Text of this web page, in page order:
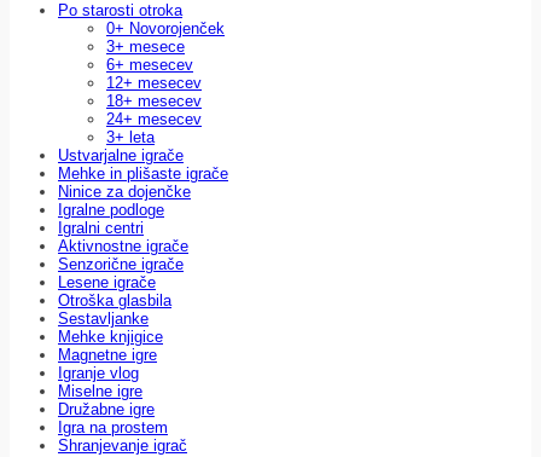
Po starosti otroka
0+ Novorojenček
3+ mesece
6+ mesecev
12+ mesecev
18+ mesecev
24+ mesecev
3+ leta
Ustvarjalne igrače
Mehke in plišaste igrače
Ninice za dojenčke
Igralne podloge
Igralni centri
Aktivnostne igrače
Senzorične igrače
Lesene igrače
Otroška glasbila
Sestavljanke
Mehke knjigice
Magnetne igre
Igranje vlog
Miselne igre
Družabne igre
Igra na prostem
Shranjevanje igrač